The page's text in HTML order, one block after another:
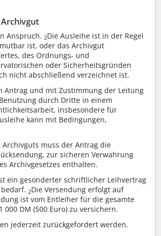
Anspruch. 2Die Ausleihe ist in der Regel
ist, oder das Archivgut
des Ordnungs- und
oder Sicherheitsgründen
nicht abschließend verzeichnet ist.
und mit Zustimmung der Leitung
durch Dritte in einem
insbesondere für
kann mit Bedingungen,
muss der Antrag die
zur sicheren Verwahrung
Archivgesetzes enthalten.
ein gesonderter schriftlicher Leihvertrag
2Die Versendung erfolgt auf
ist vom Entleiher für die gesamte
DM (500 Euro) zu versichern.
jederzeit zurückgefordert werden.